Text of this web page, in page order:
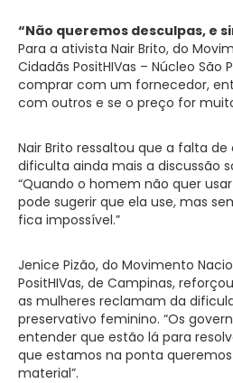
“Não queremos desculpas, e
Para a ativista Nair Brito, do
Cidadãs PositHIVas – Núcleo São
comprar com um fornecedor,
com outros e se o preço for
Nair Brito ressaltou que a falta
dificulta ainda mais a discussão
“Quando o homem não quer
pode sugerir que ela use, mas
fica impossível.”
Jenice Pizão, do Movimento
PositHIVas, de Campinas,
as mulheres reclamam da
preservativo feminino. “Os
entender que estão lá para
que estamos na ponta
material”.